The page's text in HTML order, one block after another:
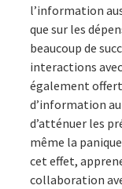
l’information
que sur les
beaucoup de
interactions
également
d’information
d’atténuer les
même la
cet effet,
collaboration